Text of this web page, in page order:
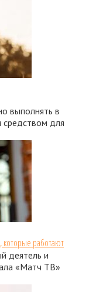
выполнять в
средством для
которые работают
деятель и
«Матч ТВ»